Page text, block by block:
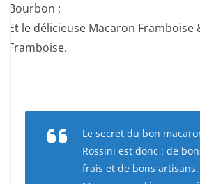
Bourbon ;
Et le délicieuse Macaron Framboise
Framboise.
Le secret du bon
Rossini est donc : de
frais et de bons artisans.